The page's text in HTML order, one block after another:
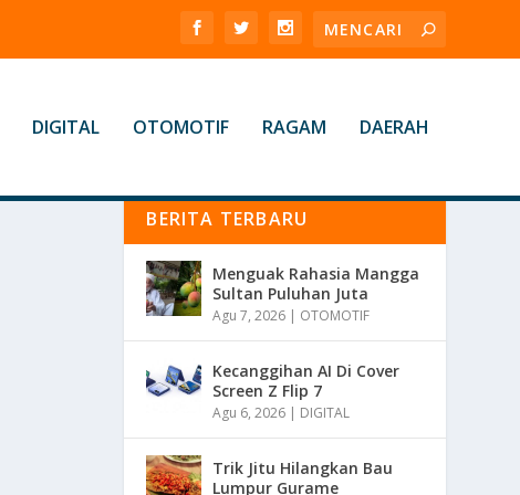
DIGITAL OTOMOTIF RAGAM DAERAH
BERITA TERBARU
Menguak Rahasia Mangga
Sultan Puluhan Juta
Agu 7, 2026 | OTOMOTIF
Kecanggihan AI Di Cover
Screen Z Flip 7
Agu 6, 2026 | DIGITAL
Trik Jitu Hilangkan Bau
Lumpur Gurame